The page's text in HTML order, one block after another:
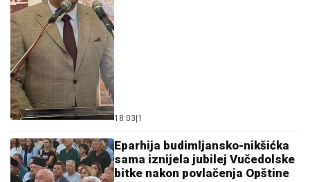
18:03|1
Eparhija budimljansko-nikšićka
sama iznijela jubilej Vučedolske
bitke nakon povlačenja Opštine